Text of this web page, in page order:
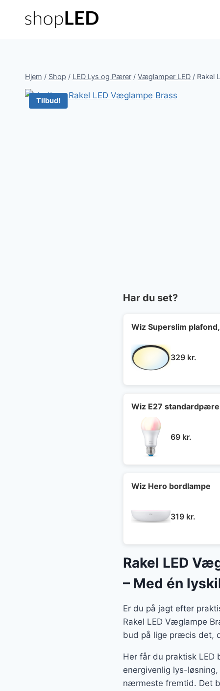
Hjem / Shop / LED Lys og Pærer / Væglamper LED / Rakel
Tilbud!
Har du set?
Wiz Superslim
329 kr.
Wiz E27
69 kr.
Wiz Hero bordlampe
319 kr.
Rakel LED
– Med én
Er du på jagt efter
Rakel LED Væglampe
bud på lige præcis det,
Her får du praktisk LED
energivenlig lys-
nærmeste fremtid. Det